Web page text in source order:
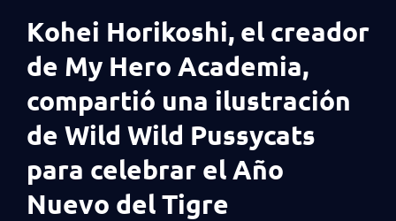
Kohei Horikoshi, el creador
de My Hero Academia,
compartió una ilustración
de Wild Wild Pussycats
para celebrar el Año
Nuevo del Tigre